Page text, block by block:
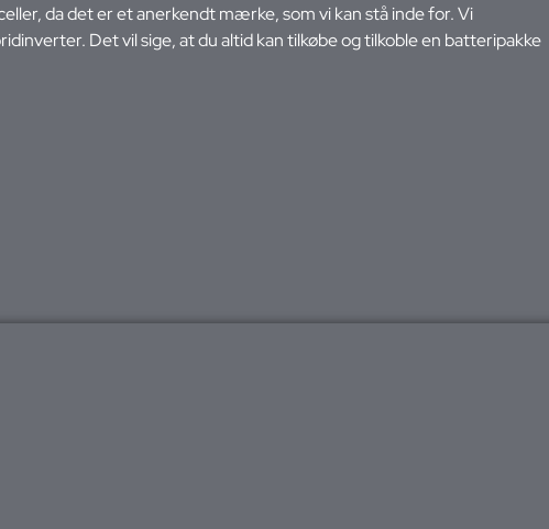
da det er et anerkendt mærke, som vi kan stå inde for. Vi
Det vil sige, at du altid kan tilkøbe og tilkoble en batteripakke